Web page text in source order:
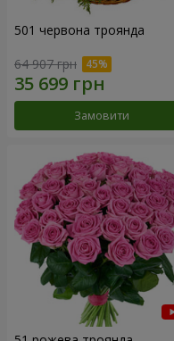
501 червона троянда
64 907 грн
Замовити